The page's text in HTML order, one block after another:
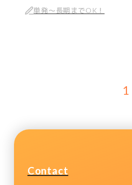
単発～長期までOK！
1
Contact